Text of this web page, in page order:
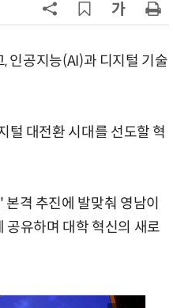
인공지능(AI)과 디지털 기술
털 대전환 시대를 선도할 혁
격 추진에 발맞춰 영남이
유하며 대학 혁신의 새로
기존 반도체 공정으로 전기·
현
난에 직원 5m 아래로 추락…
항TP, 한·중 '피지컬 AI' 글
력 속도